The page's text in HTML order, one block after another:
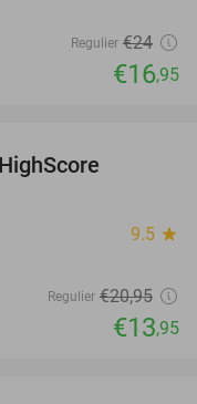
Regulier €24
€16,95
9.5 star
Regulier €20,95
€13,95